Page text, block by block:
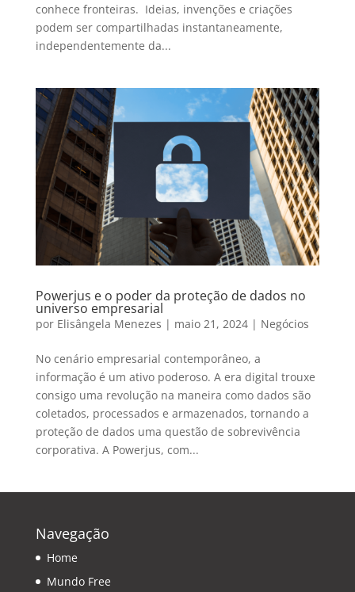
conhece fronteiras. Ideias, invenções e criações
podem ser compartilhadas instantaneamente,
independentemente da...
Powerjus e o poder da proteção de dados no
universo empresarial
por Elisângela Menezes | maio 21, 2024| Negócios
No cenário empresarial contemporâneo, a
informação é um ativo poderoso. A era digital trouxe
consigo uma revolução na maneira como dados são
coletados, processados e armazenados, tornando a
proteção de dados uma questão de sobrevivência
corporativa. A Powerjus, com...
Navegação
Home
Mundo Free